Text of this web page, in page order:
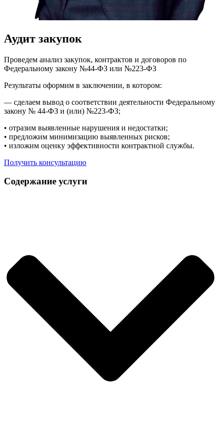
Аудит закупок
Проведем анализ закупок, контрактов и договоров по
Федеральному закону №44-ФЗ или №223-ФЗ
Результаты оформим в заключении, в котором:
— сделаем вывод о соответствии деятельности Федеральному
закону № 44-ФЗ и (или) №223-ФЗ;
• отразим выявленные нарушения и недостатки;
• предложим минимизацию выявленных рисков;
• изложим оценку эффективности контрактной службы.
Получить консультацию
Содержание услуги